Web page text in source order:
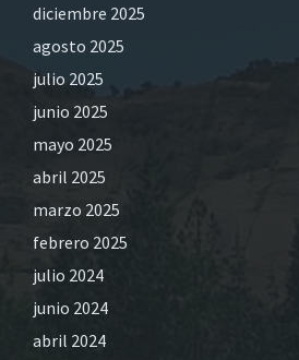
diciembre 2025
agosto 2025
julio 2025
junio 2025
mayo 2025
abril 2025
marzo 2025
febrero 2025
julio 2024
junio 2024
abril 2024